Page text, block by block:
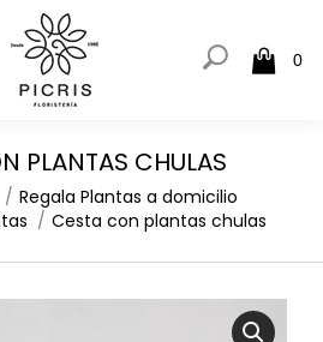
0
PLANTAS CHULAS
Regala Plantas a domicilio
Cesta con plantas chulas